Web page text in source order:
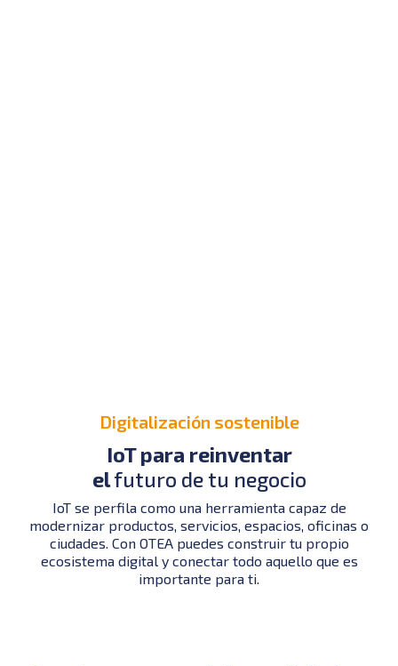
Digitalización sostenible
IoT para reinventar
elfuturo de tu negocio
IoT se perfila como una herramienta capaz de
modernizar productos, servicios, espacios, oficinas o
ciudades. Con OTEA puedes construir tu propio
ecosistema digital y conectar todo aquello que es
importante para ti.